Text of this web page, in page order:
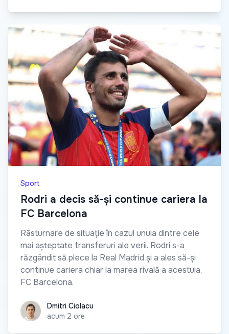
Sport
Rodri a decis să-și continue cariera la
FC Barcelona
Răsturnare de situație în cazul unuia dintre cele
mai așteptate transferuri ale verii. Rodri s-a
răzgândit să plece la Real Madrid și a ales să-și
continue cariera chiar la marea rivală a acestuia,
FC Barcelona.
Dmitri Ciolacu
Dmitri Ciolacu
acum 2 ore